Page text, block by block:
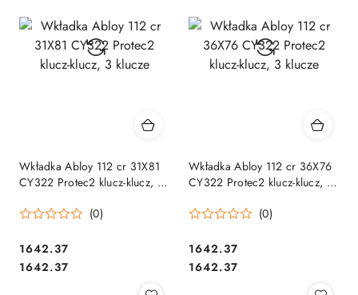
Wkładka Abloy 112 cr 31X81
CY322 Protec2 klucz-klucz, 3
(0)
Cena:
1642.37
Cena:
1642.37
Wkładka Abloy 112 cr 36X76
CY322 Protec2 klucz-klucz, 3
(0)
Cena:
1642.37
Cena:
1642.37